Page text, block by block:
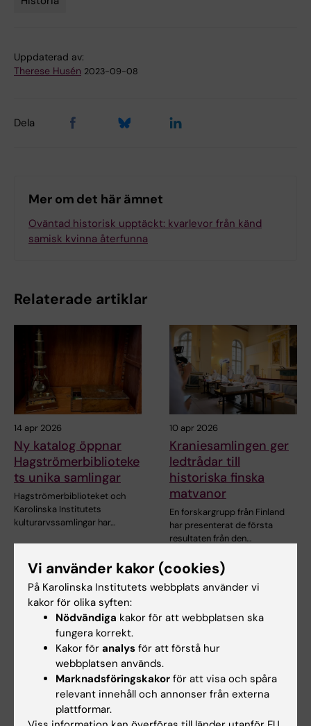
Uppdaterad av:
Therese Husén 2023-09-08
Dela
Mer om det här ämnet
Oväntad historisk upptäckt: kvarlevor från känd
samisk kvinna återfunna
Relaterade artiklar
14 apr 2026
Ny katalog öppnar
Hagströmerbiblioteke
ts unika samlingar
Hagströmerbiblioteket och
Karolinska Institutets
kulturarvssamlingar har…
10 apr 2026
Kraniesamlingen ger
ledtrådar till
historiska finska
matvanor
En forskargrupp från Finland
har presenterat de första
resultaten från den…
3 okt 2025
KI:s tidigare prorektor
Sigbritt Werner har
25 apr 2025
KIB-podden: Aids – i
går, i dag, i morgon
Vi använder kakor (cookies)
På Karolinska Institutets webbplats använder vi
kakor för olika syften:
Nödvändiga kakor för att webbplatsen ska
fungera korrekt.
Kakor för analys för att förstå hur
webbplatsen används.
Marknadsföringskakor för att visa och spåra
relevant innehåll och annonser från externa
plattformar.